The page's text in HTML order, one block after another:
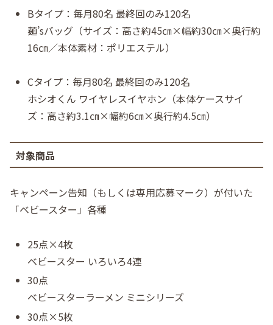
Bタイプ：毎月80名 最終回のみ120名
麺’sバッグ（サイズ：高さ約45㎝×幅約30㎝×奥行約
16㎝／本体素材：ポリエステル）
Cタイプ：毎月80名 最終回のみ120名
ホシオくん ワイヤレスイヤホン（本体ケースサイ
ズ：高さ約3.1㎝×幅約6㎝×奥行約4.5㎝）
対象商品
キャンペーン告知（もしくは専用応募マーク）が付いた
「ベビースター」各種
25点×4枚
ベビースター いろいろ4連
30点
ベビースターラーメン ミニシリーズ
30点×5枚